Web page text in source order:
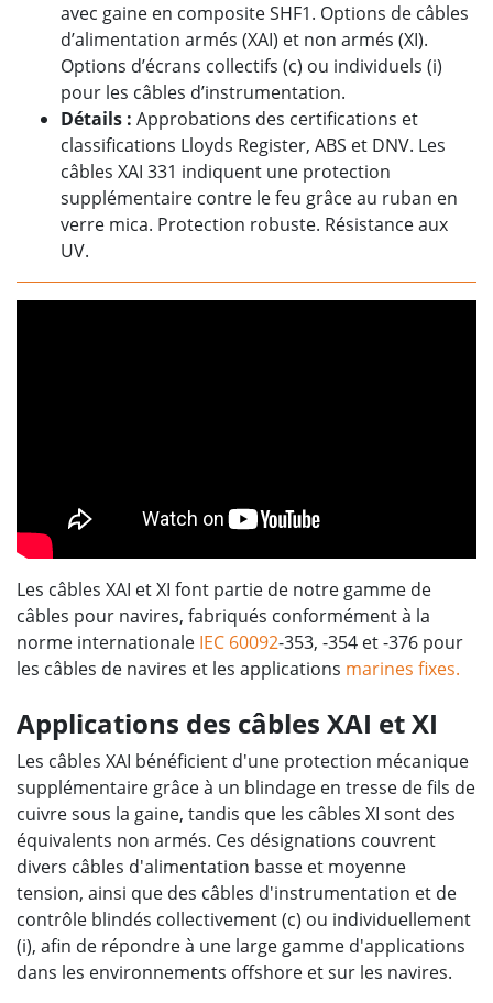
avec gaine en composite SHF1. Options de câbles
d’alimentation armés (XAI) et non armés (XI).
Options d’écrans collectifs (c) ou individuels (i)
pour les câbles d’instrumentation.
Détails : Approbations des certifications et
classifications Lloyds Register, ABS et DNV. Les
câbles XAI 331 indiquent une protection
supplémentaire contre le feu grâce au ruban en
verre mica. Protection robuste. Résistance aux
UV.
Les câbles XAI et XI font partie de notre gamme de
câbles pour navires, fabriqués conformément à la
norme internationale IEC 60092-353, -354 et -376 pour
les câbles de navires et les applications marines fixes.
Applications des câbles XAI et XI
Les câbles XAI bénéficient d'une protection mécanique
supplémentaire grâce à un blindage en tresse de fils de
cuivre sous la gaine, tandis que les câbles XI sont des
équivalents non armés. Ces désignations couvrent
divers câbles d'alimentation basse et moyenne
tension, ainsi que des câbles d'instrumentation et de
contrôle blindés collectivement (c) ou individuellement
(i), afin de répondre à une large gamme d'applications
dans les environnements offshore et sur les navires.